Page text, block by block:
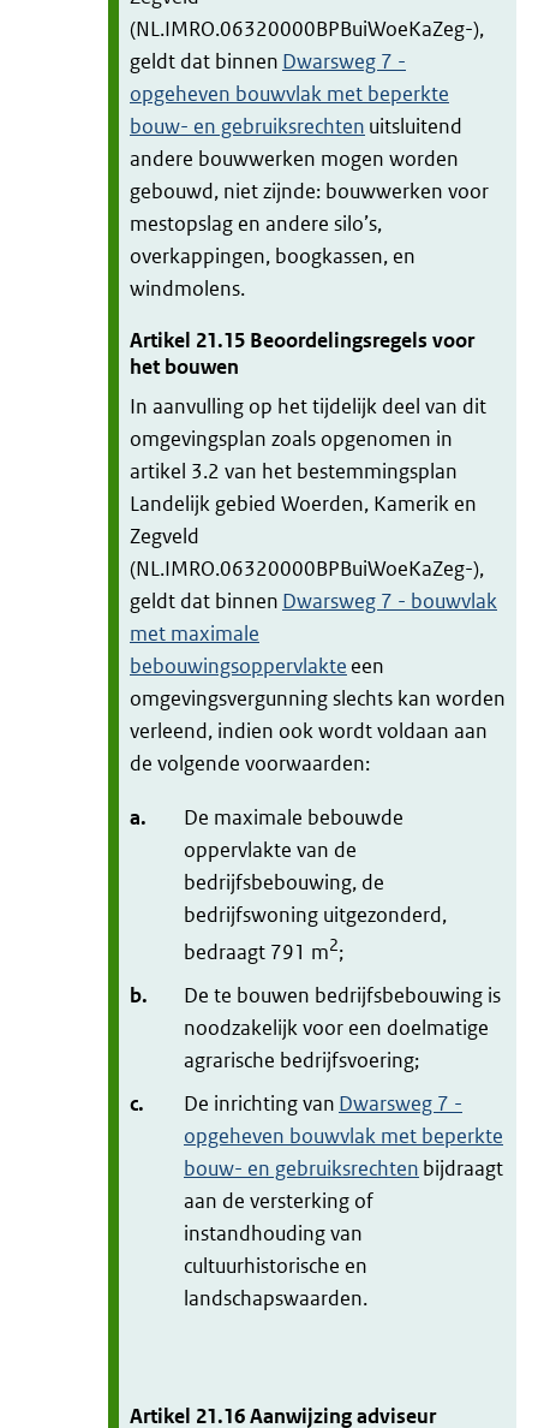
(NL.IMRO.06320000BPBuiWoeKaZeg-),
geldt dat binnen Dwarsweg 7 -
opgeheven bouwvlak met beperkte
bouw- en gebruiksrechten uitsluitend
andere bouwwerken mogen worden
gebouwd, niet zijnde: bouwwerken voor
mestopslag en andere silo’s,
overkappingen, boogkassen, en
windmolens.
Artikel 21.15 Beoordelingsregels voor
het bouwen
In aanvulling op het tijdelijk deel van dit
omgevingsplan zoals opgenomen in
artikel 3.2 van het bestemmingsplan
Landelijk gebied Woerden, Kamerik en
Zegveld
(NL.IMRO.06320000BPBuiWoeKaZeg-),
geldt dat binnen Dwarsweg 7 - bouwvlak
met maximale
bebouwingsoppervlakte een
omgevingsvergunning slechts kan worden
verleend, indien ook wordt voldaan aan
de volgende voorwaarden:
a.
De maximale bebouwde
oppervlakte van de
bedrijfsbebouwing, de
bedrijfswoning uitgezonderd,
bedraagt 791 m2;
b.
De te bouwen bedrijfsbebouwing is
noodzakelijk voor een doelmatige
agrarische bedrijfsvoering;
c.
De inrichting van Dwarsweg 7 -
opgeheven bouwvlak met beperkte
bouw- en gebruiksrechten bijdraagt
aan de versterking of
instandhouding van
cultuurhistorische en
landschapswaarden.
Artikel 21.16Aanwijzing adviseur